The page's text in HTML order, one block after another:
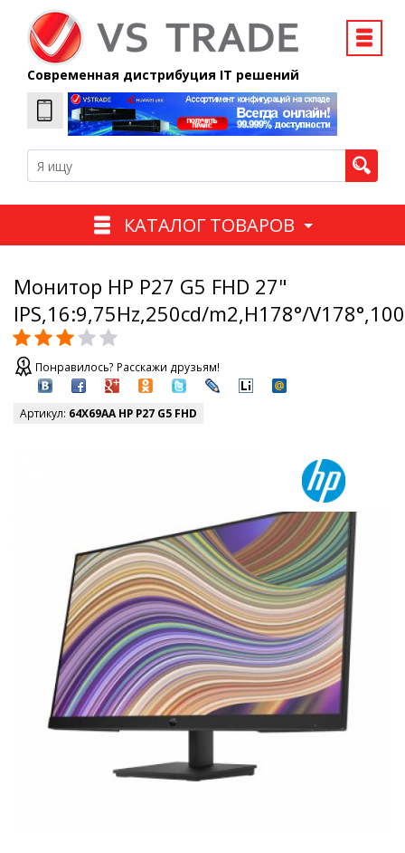
Современная дистрибуция IT решений
КАТАЛОГ ТОВАРОВ
Монитор HP P27 G5 FHD 27"
IPS,16:9,75Hz,250cd/m2,H178°/
Понравилось? Расскажи друзьям!
Артикул: 64X69AA HP P27 G5 FHD